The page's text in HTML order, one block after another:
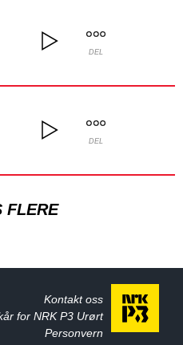
DEL
DEL
FLERE
Kontakt oss
for NRK P3 Urørt
Personvern